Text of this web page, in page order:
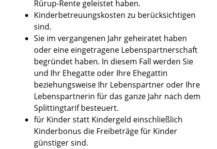
Rürup-Rente geleistet haben.
Kinderbetreuungskosten zu berücksichtigen
sind.
Sie im vergangenen Jahr geheiratet haben
oder eine eingetragene Lebenspartnerschaft
begründet haben. In diesem Fall werden Sie
und Ihr Ehegatte oder Ihre Ehegattin
beziehungsweise Ihr Lebenspartner oder Ihre
Lebenspartnerin für das ganze Jahr nach dem
Splittingtarif besteuert.
für Kinder statt Kindergeld einschließlich
Kinderbonus die Freibeträge für Kinder
günstiger sind.